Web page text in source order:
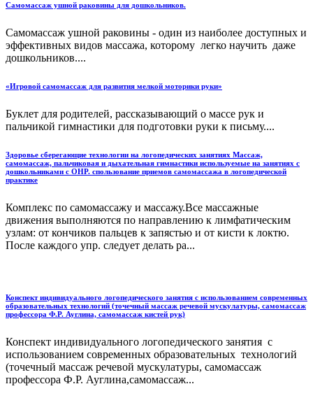
Самомассаж ушной раковины для дошкольников.
Самомассаж ушной раковины - один из наиболее доступных и
эффективных видов массажа, которому легко научить даже
дошкольников....
«Игровой самомассаж для развития мелкой моторики руки»
Буклет для родителей, рассказывающий о массе рук и
пальчикой гимнастики для подготовки руки к письму....
Здоровье сберегающие технологии на логопедических занятиях Массаж,
самомассаж, пальчиковая и дыхательная гимнастики используемые на занятиях с
дошкольниками с ОНР. спользование приемов самомассажа в логопедической
практике
Комплекс по самомассажу и массажу.Все массажные
движения выполняются по направлению к лимфатическим
узлам: от кончиков пальцев к запястью и от кисти к локтю.
После каждого упр. следует делать ра...
Конспект индивидуального логопедического занятия с использованием современных
образовательных технологий (точечный массаж речевой мускулатуры, самомассаж
профессора Ф.Р. Ауглина, самомассаж кистей рук)
Конспект индивидуального логопедического занятия с
использованием современных образовательных технологий
(точечный массаж речевой мускулатуры, самомассаж
профессора Ф.Р. Ауглина,самомассаж...